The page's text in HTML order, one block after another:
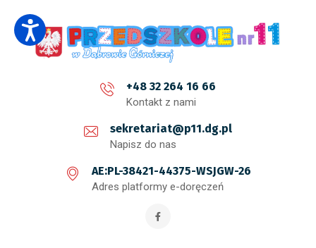
+48 32 264 16 66
Kontakt z nami
sekretariat@p11.dg.pl
Napisz do nas
AE:PL-38421-44375-WSJGW-26
Adres platformy e-doręczeń